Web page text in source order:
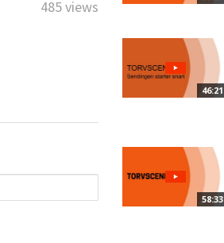
485 views
46:21
58:33